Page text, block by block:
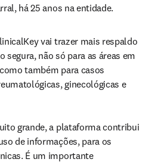
há 25 anos na entidade.
vai trazer mais respaldo
segura, não só para as áreas em
também para casos
ginecológicas e
grande, a plataforma contribui
de informações, para os
É um importante